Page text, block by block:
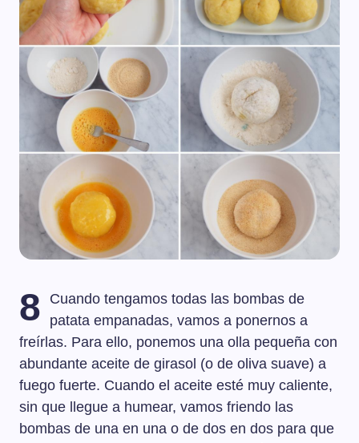
8
Cuando tengamos todas las bombas de
patata empanadas, vamos a ponernos a
freírlas. Para ello, ponemos una olla pequeña con
abundante aceite de girasol (o de oliva suave) a
fuego fuerte. Cuando el aceite esté muy caliente,
sin que llegue a humear, vamos friendo las
bombas de una en una o de dos en dos para que